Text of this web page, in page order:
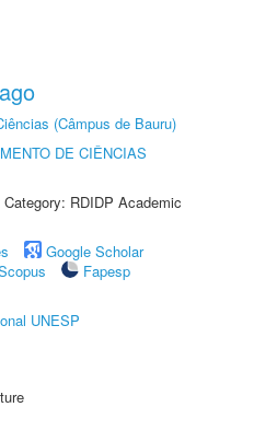
(Câmpus de Bauru)
DE CIÊNCIAS
RDIDP Academic
Google Scholar
Fapesp
UNESP